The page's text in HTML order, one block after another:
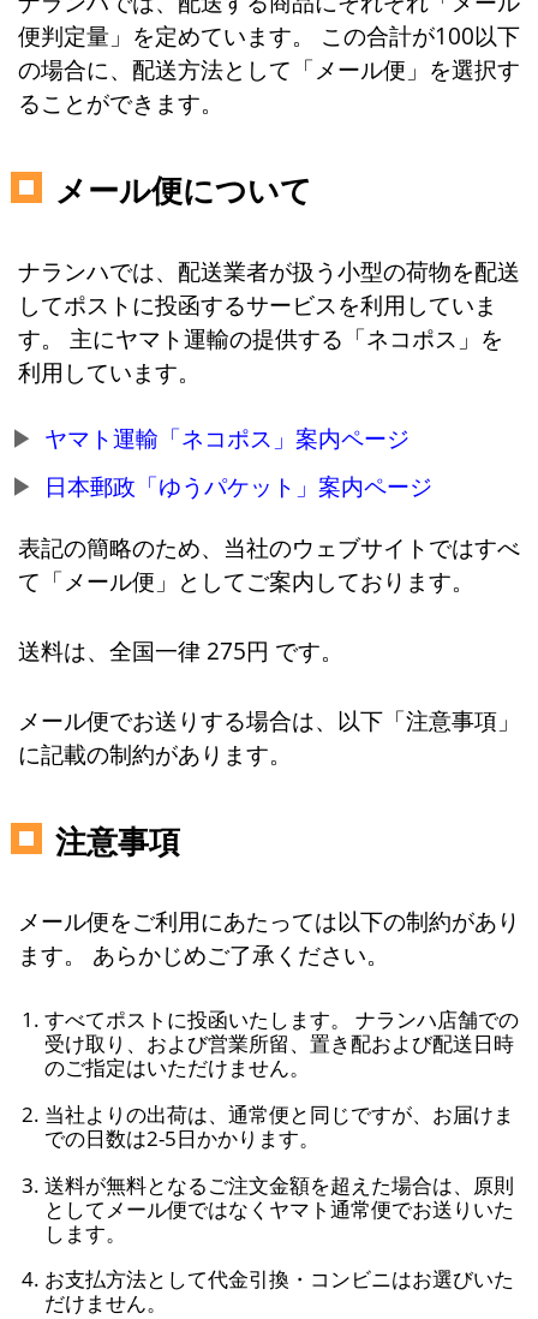
便判定量」を定めています。 この合計が100以下
の場合に、配送方法として「メール便」を選択す
ることができます。
メール便について
ナランハでは、配送業者が扱う小型の荷物を配送
してポストに投函するサービスを利用していま
す。 主にヤマト運輸の提供する「ネコポス」を
利用しています。
ヤマト運輸「ネコポス」案内ページ
日本郵政「ゆうパケット」案内ページ
表記の簡略のため、当社のウェブサイトではすべ
て「メール便」としてご案内しております。
送料は、全国一律 275円 です。
メール便でお送りする場合は、以下「注意事項」
に記載の制約があります。
注意事項
メール便をご利用にあたっては以下の制約があり
ます。 あらかじめご了承ください。
すべてポストに投函いたします。 ナランハ店舗での
受け取り、および営業所留、置き配および配送日時
のご指定はいただけません。
当社よりの出荷は、通常便と同じですが、お届けま
での日数は2-5日かかります。
送料が無料となるご注文金額を超えた場合は、原則
としてメール便ではなくヤマト通常便でお送りいた
します。
お支払方法として代金引換・コンビニはお選びいた
だけません。